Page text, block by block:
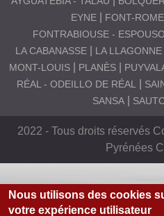
EYNE
FONT-
FONTRABIOUSE -
LA CABANASSE
LA LLAGONNE
MONT-LOUIS
PLANÈS
RÉAL - ODEILLO DE RÉAL
SANSA
2022 - Tous droits réservés
Pyrénées
Nous utilisons des cookies
votre expérience utilisateur